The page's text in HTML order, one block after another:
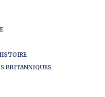
BRITANNIQUES